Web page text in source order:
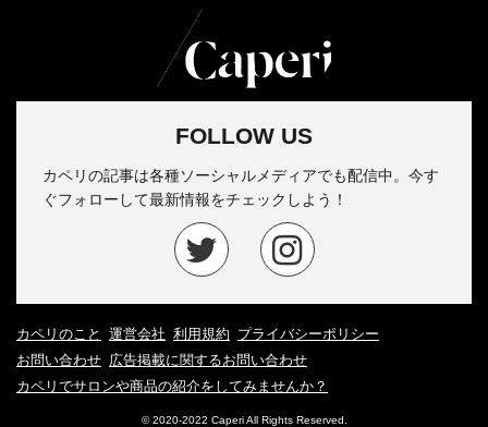
FOLLOW US
カペリの記事は各種ソーシャルメディアでも配信中。今す
ぐフォローして最新情報をチェックしよう！
カペリのこと 運営会社 利用規約 プライバシーポリシー
お問い合わせ 広告掲載に関するお問い合わせ
カペリでサロンや商品の紹介をしてみませんか？
© 2020-2022 Caperi All Rights Reserved.